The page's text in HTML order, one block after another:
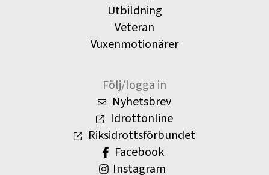
Utbildning
Veteran
Vuxenmotionärer
Följ/logga in
Nyhetsbrev
Idrottonline
Riksidrottsförbundet
Facebook
Instagram